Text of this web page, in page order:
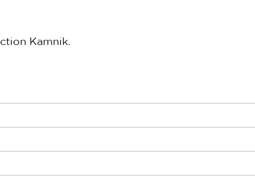
Kamnik.